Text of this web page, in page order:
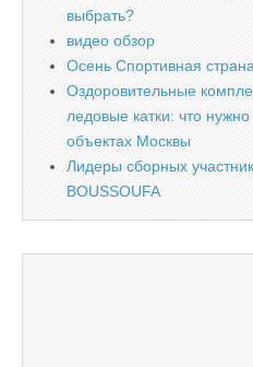
выбрать?
видео обзор
Осень Спортивная страна
Оздоровительные
ледовые катки: что
объектах Москвы
Лидеры сборных
BOUSSOUFA